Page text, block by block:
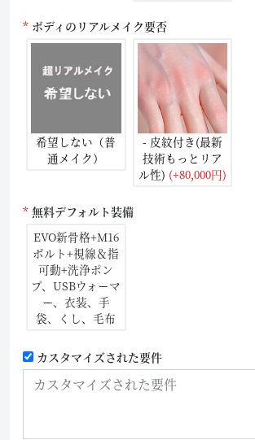
ボディのリアルメイク要否
希望しない（普
通メイク）
- 皮紋付き(最新
技術もっとリア
ル性) (+80,000円)
無料デフォルト装備
EVO新骨格+M16
ボルト+視線＆指
可動+洗浄ポン
プ、USBウォーマ
ー、衣装、手
袋、くし、毛布
カスタマイズされた要件